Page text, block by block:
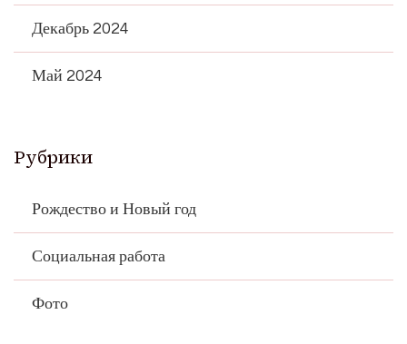
Декабрь 2024
Май 2024
Рубрики
Рождество и Новый год
Социальная работа
Фото